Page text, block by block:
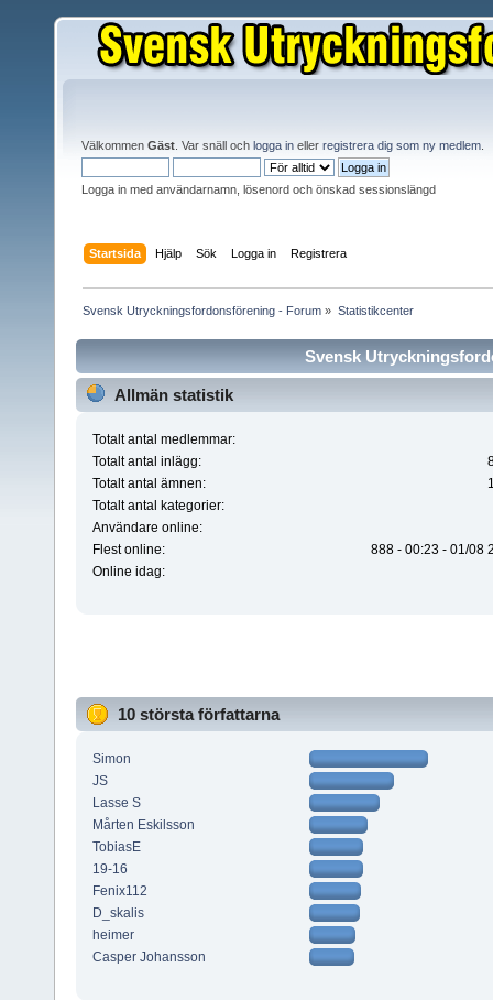
Välkommen Gäst . Var snäll och logga in eller registrera dig som ny medlem
Logga in med användarnamn, lösenord och önskad sessionslängd
Startsida Hjälp Sök Logga in Registrera
Svensk Utryckningsfordonsförening - Forum » Statistikcenter
Svensk
Allmän statistik
Totalt antal medlemmar:
Totalt antal inlägg:
Totalt antal ämnen:
Totalt antal kategorier:
Användare online:
Flest online:
888 - 00:23 - 01/08
Online idag:
10 största författarna
Simon
JS
Lasse S
Mårten Eskilsson
TobiasE
19-16
Fenix112
D_skalis
heimer
Casper Johansson